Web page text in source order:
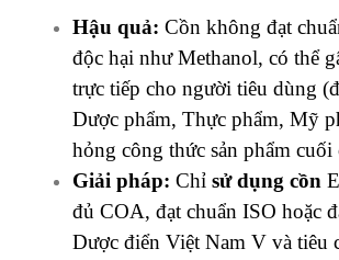
Hậu quả: Cồn không đạt
độc hại như Methanol, có thể
trực tiếp cho người tiêu dùng
Dược phẩm, Thực phẩm, Mỹ
hỏng công thức sản phẩm cuối
Giải pháp: Chỉ sử dụng cồn
đủ COA, đạt chuẩn ISO hoặc
Dược điển Việt Nam V và tiêu